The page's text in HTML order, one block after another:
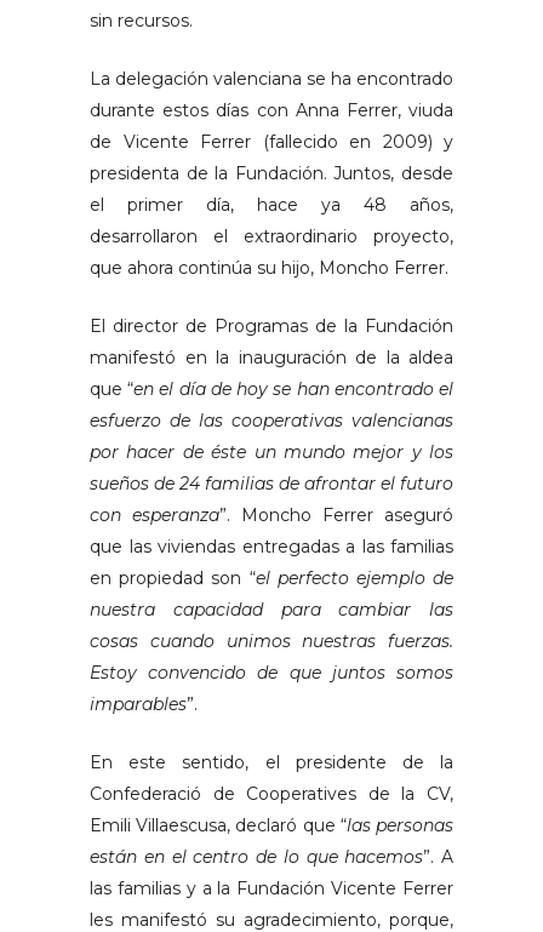
sin recursos.
La delegación valenciana se ha encontrado
durante estos días con Anna Ferrer, viuda
de Vicente Ferrer (fallecido en 2009) y
presidenta de la Fundación. Juntos, desde
el primer día, hace ya 48 años,
desarrollaron el extraordinario proyecto,
que ahora continúa su hijo, Moncho Ferrer.
El director de Programas de la Fundación
manifestó en la inauguración de la aldea
que “en el día de hoy se han encontrado el
esfuerzo de las cooperativas valencianas
por hacer de éste un mundo mejor y los
sueños de 24 familias de afrontar el futuro
con esperanza”. Moncho Ferrer aseguró
que las viviendas entregadas a las familias
en propiedad son “el perfecto ejemplo de
nuestra capacidad para cambiar las
cosas cuando unimos nuestras fuerzas.
Estoy convencido de que juntos somos
imparables”.
En este sentido, el presidente de la
Confederació de Cooperatives de la CV,
Emili Villaescusa, declaró que “las personas
están en el centro de lo que hacemos”. A
las familias y a la Fundación Vicente Ferrer
les manifestó su agradecimiento, porque,